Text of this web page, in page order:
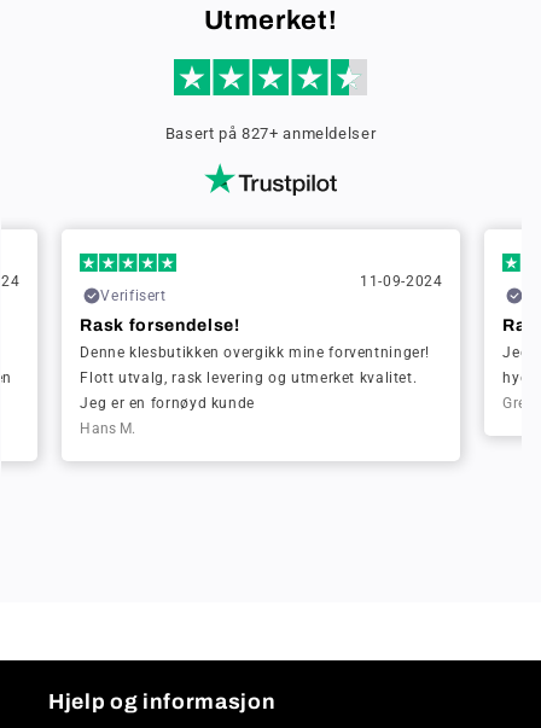
Utmerket!
Basert på 827+ anmeldelser
Verifisert
11-09-2024
Rask forsendelse!
Denne klesbutikken overgikk mine forventninger!
Flott utvalg, rask levering og utmerket kvalitet.
Jeg er en fornøyd kunde
Hans M.
Jeg
Hjelp og informasjon